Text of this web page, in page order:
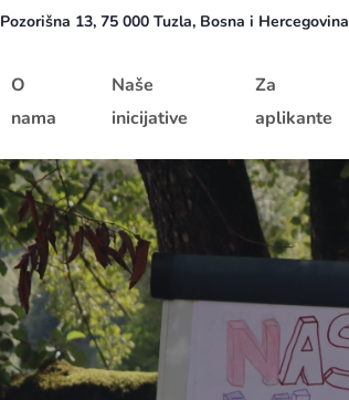
Pozorišna 13, 75 000 Tuzla, Bosna i Hercegovina
O
nama
Naše
inicijative
Za
aplikante